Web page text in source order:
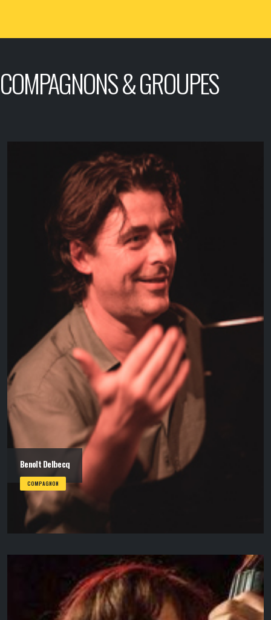
COMPAGNONS & GROUPES
Benoît Delbecq
COMPAGNON